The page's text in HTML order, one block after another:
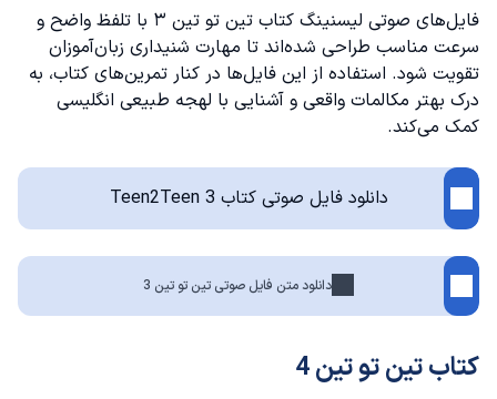
فایل‌های صوتی لیسنینگ کتاب تین تو تین ۳ با تلفظ واضح و
سرعت مناسب طراحی شده‌اند تا مهارت شنیداری زبان‌آموزان
تقویت شود. استفاده از این فایل‌ها در کنار تمرین‌های کتاب، به
درک بهتر مکالمات واقعی و آشنایی با لهجه طبیعی انگلیسی
کمک می‌کند.
دانلود فایل صوتی کتاب Teen2Teen 3
دانلود متن فایل صوتی تین تو تین 3
کتاب تین تو تین 4